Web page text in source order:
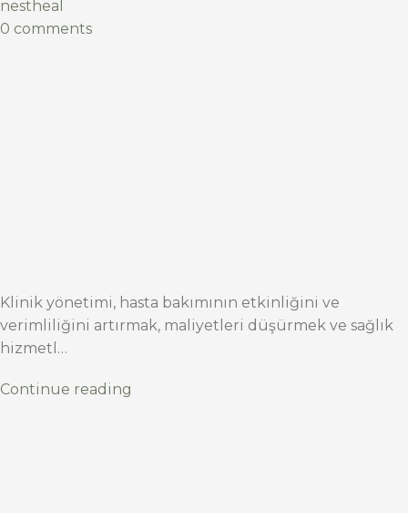
nestheal
0 comments
Klinik yönetimi, hasta bakımının etkinliğini ve
verimliliğini artırmak, maliyetleri düşürmek ve sağlık
hizmetl…
Continue reading